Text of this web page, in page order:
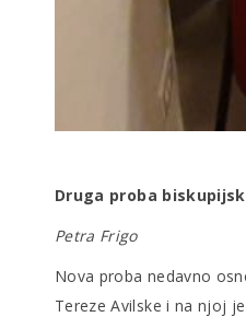
Druga proba
Petra Frigo
Nova proba nedavno
Tereze Avilske i na njoj